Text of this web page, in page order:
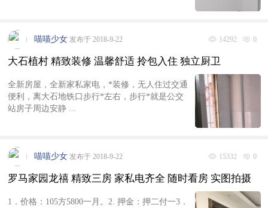
14292 0
喵喵少女 发布于 2018-9-22
大石植村 精致装修 温馨舒适 拎包入住 独立厨卫
全新房屋，全新家私家电，*装修，无人住过交通
便利，离大石地铁口步行*左右，步行*就是公交
站房子周边安静 ...
15332 0
喵喵少女 发布于 2018-9-22
罗马家园龙禧 精致三房 家私电齐全 随时看房 实图拍摄
1．价格：105方5800一月。2. 押金：押二付一3．